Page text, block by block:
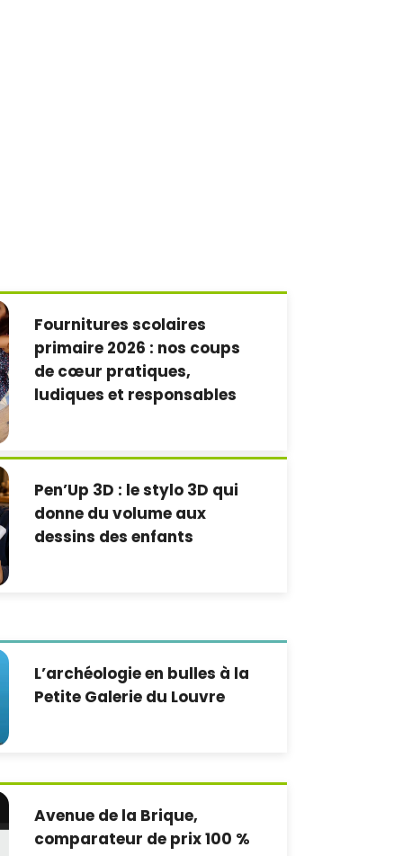
Fournitures scolaires
primaire 2026 : nos coups
de cœur pratiques,
ludiques et responsables
Pen’Up 3D : le stylo 3D qui
donne du volume aux
dessins des enfants
L’archéologie en bulles à la
Petite Galerie du Louvre
Avenue de la Brique,
comparateur de prix 100 %